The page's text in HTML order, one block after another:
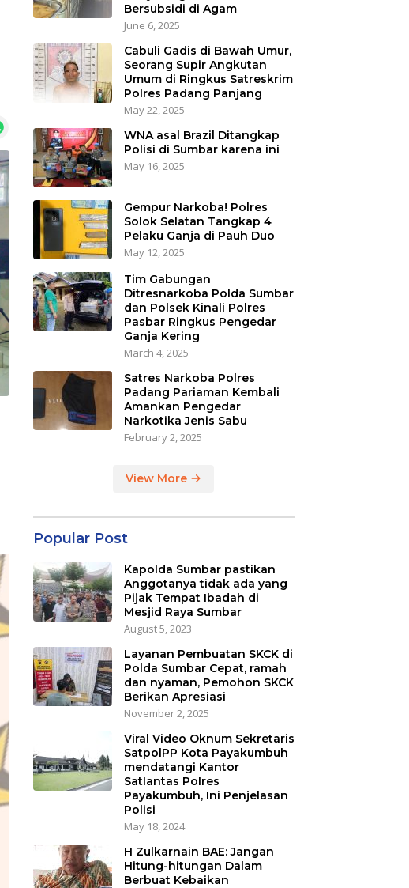
Bersubsidi di Agam
June 6, 2025
Cabuli Gadis di Bawah Umur,
Seorang Supir Angkutan
Umum di Ringkus Satreskrim
Polres Padang Panjang
May 22, 2025
WNA asal Brazil Ditangkap
Polisi di Sumbar karena ini
May 16, 2025
Gempur Narkoba! Polres
Solok Selatan Tangkap 4
Pelaku Ganja di Pauh Duo
May 12, 2025
Tim Gabungan
Ditresnarkoba Polda Sumbar
dan Polsek Kinali Polres
Pasbar Ringkus Pengedar
Ganja Kering
March 4, 2025
Satres Narkoba Polres
Padang Pariaman Kembali
Amankan Pengedar
Narkotika Jenis Sabu
February 2, 2025
View More
Popular Post
Kapolda Sumbar pastikan
Anggotanya tidak ada yang
Pijak Tempat Ibadah di
Mesjid Raya Sumbar
August 5, 2023
Layanan Pembuatan SKCK di
Polda Sumbar Cepat, ramah
dan nyaman, Pemohon SKCK
Berikan Apresiasi
November 2, 2025
Viral Video Oknum Sekretaris
SatpolPP Kota Payakumbuh
mendatangi Kantor
Satlantas Polres
Payakumbuh, Ini Penjelasan
Polisi
May 18, 2024
H Zulkarnain BAE: Jangan
Hitung-hitungan Dalam
Berbuat Kebaikan